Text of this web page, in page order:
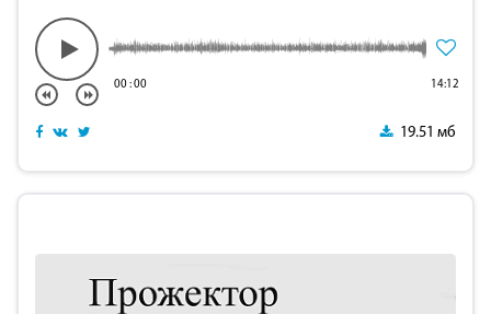
00:00 14:12
19.51 мб